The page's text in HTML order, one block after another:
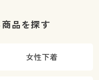
品を探す
女性下着